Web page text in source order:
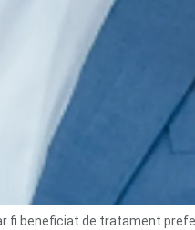
fi beneficiat de tratament